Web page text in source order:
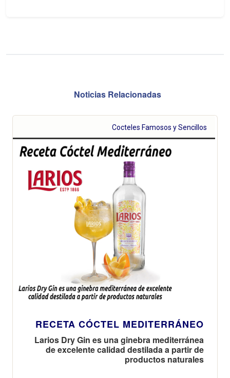
Noticias Relacionadas
Cocteles Famosos y Sencillos
RECETA CÓCTEL MEDITERRÁNEO
Larios Dry Gin es una ginebra mediterránea
de excelente calidad destilada a partir de
productos naturales